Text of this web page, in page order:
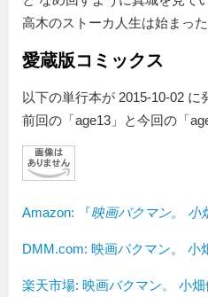
高木のストーカ人生は始まっ
愛蔵版コミックス
以下の単行本が 2015-10-02 に
前回の「age13」と今回の「
Amazon: 『映画バクマン。 小
DMM.com: 映画バクマン。 小
楽天市場: 映画バクマン。 小